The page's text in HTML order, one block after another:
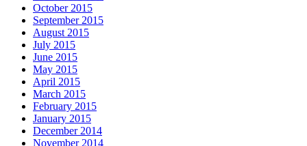
October 2015
September 2015
August 2015
July 2015
June 2015
May 2015
April 2015
March 2015
February 2015
January 2015
December 2014
November 2014